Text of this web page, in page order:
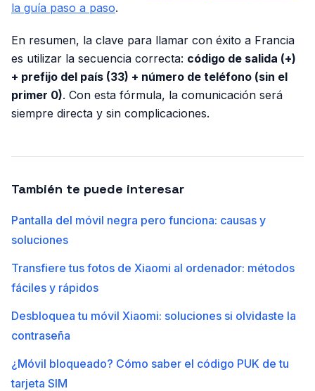
la guía paso a paso.
En resumen, la clave para llamar con éxito a Francia
es utilizar la secuencia correcta: código de salida (+)
+ prefijo del país (33) + número de teléfono (sin el
primer 0). Con esta fórmula, la comunicación será
siempre directa y sin complicaciones.
También te puede interesar
Pantalla del móvil negra pero funciona: causas y
soluciones
Transfiere tus fotos de Xiaomi al ordenador: métodos
fáciles y rápidos
Desbloquea tu móvil Xiaomi: soluciones si olvidaste la
contraseña
¿Móvil bloqueado? Cómo saber el código PUK de tu
tarjeta SIM